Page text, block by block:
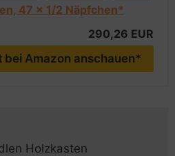
47 x 1/2 Näpfchen*
290,26 EUR
bei Amazon anschauen*
Holzkasten